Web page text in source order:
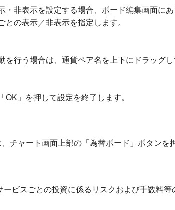
・非表示を設定する場合、ボード編集画面に
との表示／非表示を指定します。
を行う場合は、通貨ペア名を上下にドラッグし
OK」を押して設定を終了します。
チャート画面上部の「為替ボード」ボタンを
ービスごとの投資に係るリスクおよび手数料等